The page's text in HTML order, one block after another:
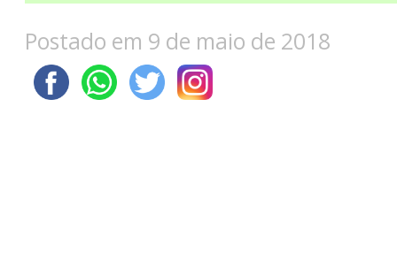
Postado em 9 de maio de 2018